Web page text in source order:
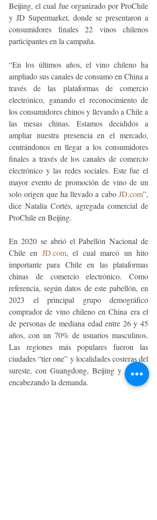
Beijing, el cual fue organizado por ProChile
y JD Supermarket, donde se presentaron a
consumidores finales 22 vinos chilenos
participantes en la campaña.
“En los últimos años, el vino chileno ha
ampliado sus canales de consumo en China a
través de las plataformas de comercio
electrónico, ganando el reconocimiento de
los consumidores chinos y llevando a Chile a
las mesas chinas. Estamos decididos a
ampliar nuestra presencia en el mercado,
centrándonos en llegar a los consumidores
finales a través de los canales de comercio
electrónico y las redes sociales. Este fue el
mayor evento de promoción de vino de un
solo origen que ha llevado a cabo JD.com”,
dice Natalia Cortés, agregada comercial de
ProChile en Beijing.
En 2020 se abrió el Pabellón Nacional de
Chile en JD.com, el cual marcó un hito
importante para Chile en las plataformas
chinas de comercio electrónico. Como
referencia, según datos de este pabellón, en
2023 el principal grupo demográfico
comprador de vino chileno en China era el
de personas de mediana edad entre 26 y 45
años, con un 70% de usuarios masculinos.
Las regiones más populares fueron las
ciudades “tier one” y localidades costeras del
sureste, con Guangdong, Beijing y Jiangsu
encabezando la demanda.